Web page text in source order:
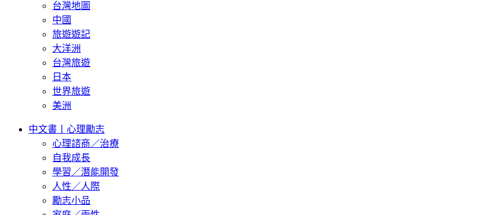
台灣地圖
中國
旅遊遊記
大洋洲
台灣旅遊
日本
世界旅遊
美洲
中文書丨心理勵志
心理諮商／治療
自我成長
學習／潛能開發
人性／人際
勵志小品